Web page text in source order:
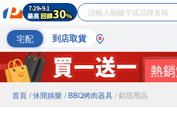
宅配 到店取貨
首頁 / 休閒娛樂 / BBQ烤肉器具 / 鋁箔用品